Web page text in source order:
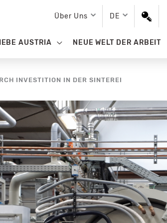
Über Uns DE
AUSTRIA NEUE WELT DER ARBEIT
INVESTITION IN DER SINTEREI